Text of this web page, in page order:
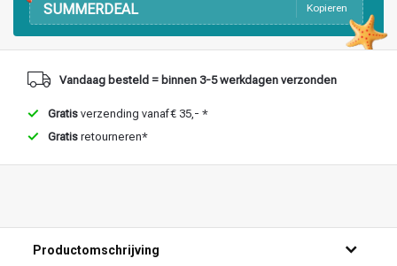
Haarstyling
SUMMERDEAL Kopieren
Vandaag besteld = binnen 3-5 werkdagen verzonden
Gratis verzending vanaf € 35,- *
Gratis retourneren*
Productomschrijving